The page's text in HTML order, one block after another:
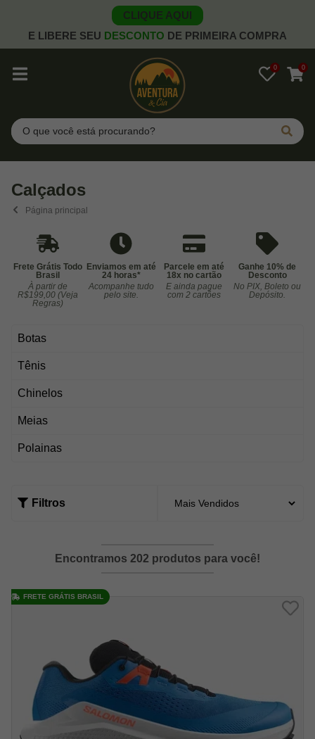
CLIQUE AQUI
E LIBERE SEU DESCONTO DE PRIMEIRA COMPRA
0 0
Pesquisar
Calçados
Página principal
Frete Grátis Todo
Brasil
À partir de
R$199,00 (Veja
Regras)
Enviamos em até
24 horas*
Acompanhe tudo
pelo site.
Parcele em até
18x no cartão
E ainda pague
com 2 cartões
Ganhe 10% de
Desconto
No PIX, Boleto ou
Depósito.
Botas
Tênis
Chinelos
Meias
Polainas
Filtros
Encontramos 202 produtos para você!
FRETE GRÁTIS BRASIL